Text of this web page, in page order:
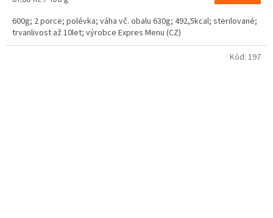
600g; 2 porce; polévka; váha vč. obalu 630g; 492,5kcal; sterilované;
trvanlivost až 10let; výrobce Expres Menu (CZ)
Kód: 197